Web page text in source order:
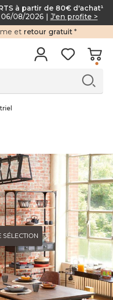
à partir de 80€ d'achat¹
06/08/2026 | J'en profite >
et retour gratuit *
SÉLECTION